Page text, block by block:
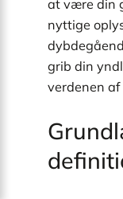
at være din
nyttige
grib din
verdenen